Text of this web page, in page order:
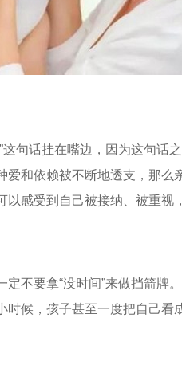
这句话挂在嘴边，因为这句话
爱和依赖被不断地透支，那么
以感受到自己被接纳、被重视
不要拿“没时间”来做挡箭牌
时候，孩子甚至一度把自己看